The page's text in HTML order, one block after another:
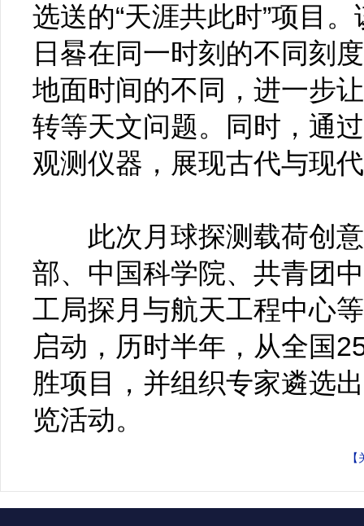
选送的“天涯共此时”项目
日晷在同一时刻的不同刻
地面时间的不同，进一步
转等天文问题。同时，通
观测仪器，展现古代与现
此次月球探测载荷创意
部、中国科学院、共青团
工局探月与航天工程中心
启动，历时半年，从全国
胜项目，并组织专家遴选
览活动。